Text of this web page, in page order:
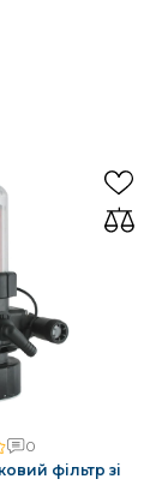
0
фільтр зі